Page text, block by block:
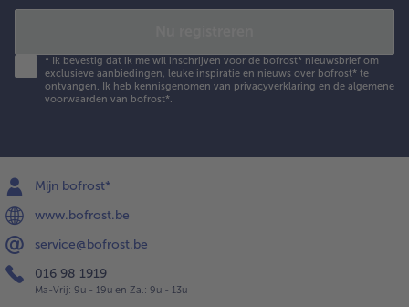
* Ik bevestig dat ik me wil inschrijven voor de bofrost* nieuwsbrief om
exclusieve aanbiedingen, leuke inspiratie en nieuws over bofrost* te
ontvangen. Ik heb kennisgenomen van privacyverklaring en de algemene
voorwaarden van bofrost*.
Mijn bofrost*
www.bofrost.be
service@bofrost.be
016 98 1919
Ma-Vrij: 9u - 19u en Za.: 9u - 13u